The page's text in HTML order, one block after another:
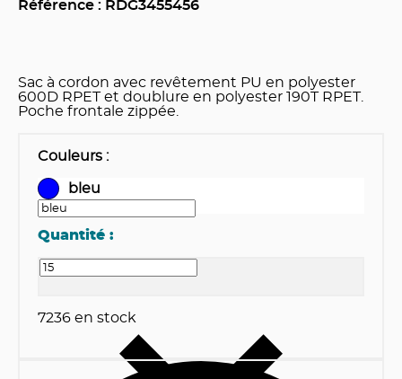
Référence : RDG3455456
Sac à cordon avec revêtement PU en polyester
600D RPET et doublure en polyester 190T RPET.
Poche frontale zippée.
Couleurs :
bleu
Quantité :
7236 en stock